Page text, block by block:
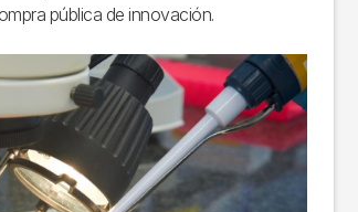
pública de innovación.